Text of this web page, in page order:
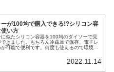
が100均で購入できる!?シリコン容
い方
に似たシリコン容器を100均のダイソーで見
きました。もちろん冷蔵庫で保存、電子レ
可能で便利です。何度も使えるので環境に
2022.11.14